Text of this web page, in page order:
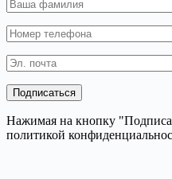
Нажимая на кнопку
политикой